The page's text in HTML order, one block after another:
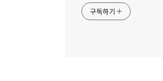
구독하기